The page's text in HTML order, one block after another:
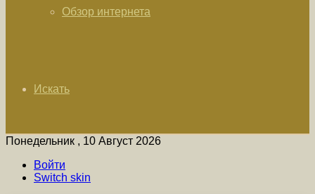
Обзор интернета
Искать
Понедельник , 10 Август 2026
Войти
Switch skin